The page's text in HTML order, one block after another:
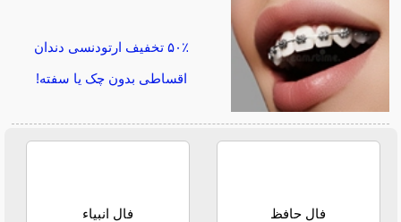
۵۰٪ تخفیف ارتودنسی دندان
اقساطی بدون چک یا سفته!
فال حافظ فال انبیاء